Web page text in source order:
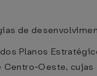
de
Planos
Oeste,